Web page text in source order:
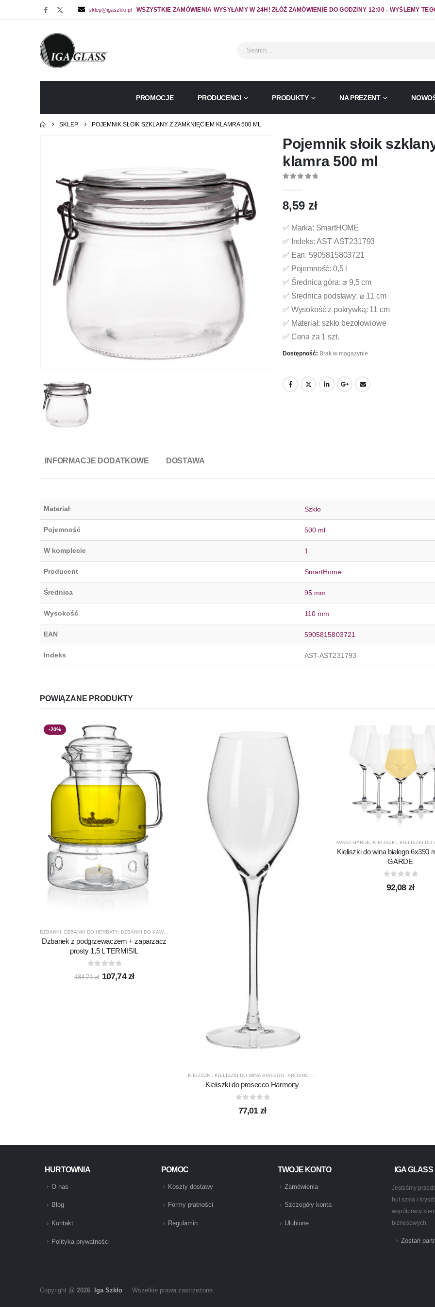
sklep@igaszklo.pl WSZYSTKIE ZAMÓWIENIA WYSYŁAMY W 24H! ZŁÓŻ ZAMÓWIENIE DO GODZINY 12:00 - WYŚLEMY
PROMOCJE PRODUCENCI PRODUKTY NA PREZENT
SKLEP POJEMNIK SŁOIK SZKLANY Z ZAMKNIĘCIEM KLAMRA 500 ML
Pojemnik słoik
klamra 500 ml
8,59 zł
✅ Marka: SmartHOME
✅ Indeks: AST-AST231793
✅ Ean: 5905815803721
✅ Pojemność: 0,5 l
✅ Średnica góra: ⌀ 9,5 cm
✅ Średnica podstawy: ⌀ 11 cm
✅ Wysokość z pokrywką: 11 cm
✅ Materiał: szkło bezołowiowe
✅ Cena za 1 szt.
Dostępność: Brak w magazynie
INFORMACJE DODATKOWE DOSTAWA
Materiał Szkło
Pojemność 500 ml
W komplecie 1
Producent SmartHome
Średnica 95 mm
Wysokość 110 mm
EAN 5905815803721
Indeks AST-AST231793
POWIĄZANE PRODUKTY
-20%
DZBANKI DZBANKI DO HERBATY DZBANKI DO KAWY PROMOCJE
Dzbanek z podgrzewaczem + zaparzacz
prosty 1,5 L TERMISIL
134,71zł Pierwotna
107,74złAktualna
KIELISZKI KIELISZKI DO WINA BIAŁEGO KROSNO GLASS
Kieliszki do prosecco Harmony
77,01 zł
AVANT-GARDE, KIELISZKI , KIELISZKI DO
Kieliszki do wina białego 6x390
GARDE
92,08 zł
HURTOWNIA
O nas
Blog
Kontakt
Polityka prywatności
POMOC
Koszty dostawy
Formy płatności
Regulamin
TWOJE KONTO
Zamówienia
Szczegóły konta
Ulubione
IGA GLASS
Jesteśmy
hut szkła i
współpracy
biznesowych.
Zostań
Copyright @ 2026 Iga Szkło . Wszelkie prawa zastrzeżone.